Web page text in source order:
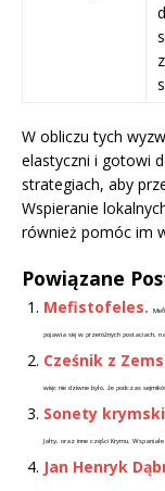
W obliczu tych
elastyczni i gotowi
strategiach, aby
Wspieranie
również pomóc im
Powiązane
Mefistofeles.
pojawia się w przeróżnych postaciach,
Cześnik z
więc nie dziwne było, że podczas
Sonety
Jałty, oraz inne części Krymu.
Jan Henryk